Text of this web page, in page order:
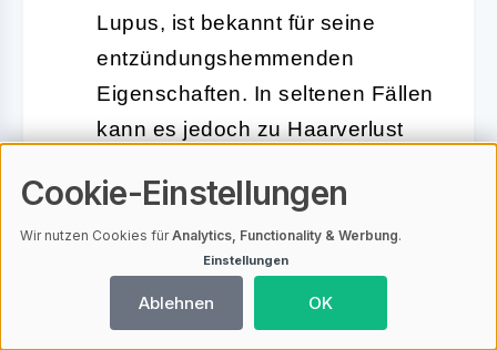
Lupus, ist bekannt für seine
entzündungshemmenden
Eigenschaften. In seltenen Fällen
kann es jedoch zu Haarverlust
Langzeitanwendung.
Kortikosteroide:Medikamente
Prednison
sind wirksam bei
der Eindämmung von
Cookie-Einstellungen
Wir nutzen Cookies fürAnalytics, Functionality & Werbung.
Einstellungen
Ablehnen OK